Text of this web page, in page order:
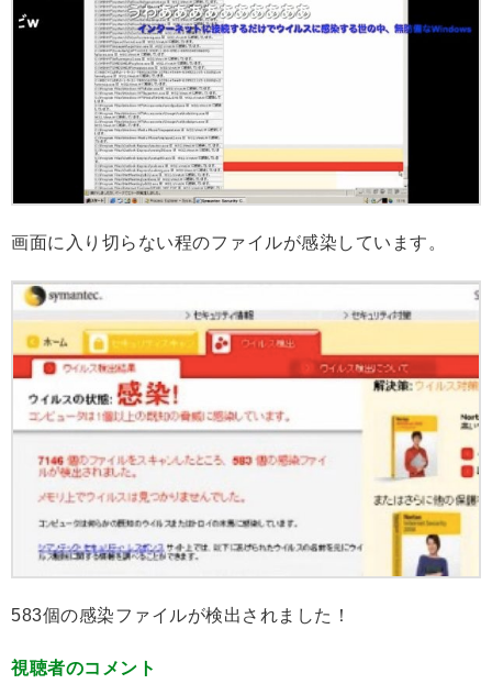
画面に入り切らない程のファイルが感染しています。
583個の感染ファイルが検出されました！
視聴者のコメント